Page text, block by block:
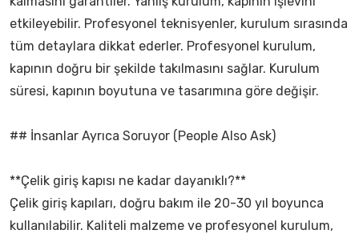
etkileyebilir. Profesyonel teknisyenler, kurulum sırasında
tüm detaylara dikkat ederler. Profesyonel kurulum,
kapının doğru bir şekilde takılmasını sağlar. Kurulum
süresi, kapının boyutuna ve tasarımına göre değişir.
## İnsanlar Ayrıca Soruyor (People Also Ask)
**Çelik giriş kapısı ne kadar dayanıklı?**
Çelik giriş kapıları, doğru bakım ile 20-30 yıl boyunca
kullanılabilir. Kaliteli malzeme ve profesyonel kurulum,